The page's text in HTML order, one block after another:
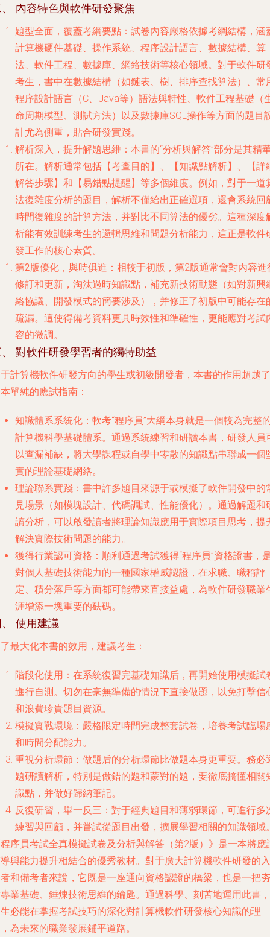
內容特色與軟件研發聚焦
題型全面，覆蓋考綱要點 ：試卷內容嚴格依據考綱結構，涵
計算機硬件基礎、操作系統、程序設計語言、數據結構、算
法、軟件工程、數據庫、網絡技術等核心領域。對于軟件研
考生，書中在數據結構（如鏈表、樹、排序查找算法）、常
程序設計語言（C、Java等）語法與特性、軟件工程基礎（
命周期模型、測試方法）以及數據庫SQL操作等方面的題目
計尤為側重，貼合研發實踐。
解析深入，提升解題思維 ：本書的“分析與解答”部分是其精
所在。解析通常包括【考查目的】、【知識點解析】、【詳
解答步驟】和【易錯點提醒】等多個維度。例如，對于一道
法復雜度分析的題目，解析不僅給出正確選項，還會系統回
時間復雜度的計算方法，并對比不同算法的優劣。這種深度
析能有效訓練考生的邏輯思維和問題分析能力，這正是軟件
發工作的核心素質。
第2版優化，與時俱進 ：相較于初版，第2版通常會對內容進
修訂和更新，淘汰過時知識點，補充新技術動態（如對新興
絡協議、開發模式的簡要涉及），并修正了初版中可能存在
疏漏。這使得備考資料更具時效性和準確性，更能應對考試
容的微調。
對軟件研發學習者的獨特助益
計算機軟件研發方向的學生或初級開發者，本書的作用超越了
單純的應試指南：
知識體系系統化 ：軟考“程序員”大綱本身就是一個較為完整
計算機科學基礎體系。通過系統練習和研讀本書，研發人員
以查漏補缺，將大學課程或自學中零散的知識點串聯成一個
實的理論基礎網絡。
理論聯系實踐 ：書中許多題目來源于或模擬了軟件開發中的
見場景（如模塊設計、代碼調試、性能優化）。通過解題和
讀分析，可以啟發讀者將理論知識應用于實際項目思考，提
解決實際技術問題的能力。
獲得行業認可資格 ：順利通過考試獲得“程序員”資格證書，
對個人基礎技術能力的一種國家權威認證，在求職、職稱評
定、積分落戶等方面都可能帶來直接益處，為軟件研發職業
涯增添一塊重要的砝碼。
使用建議
最大化本書的效用，建議考生：
階段化使用 ：在系統復習完基礎知識后，再開始使用模擬試
進行自測。切勿在毫無準備的情況下直接做題，以免打擊信
和浪費珍貴題目資源。
模擬實戰環境 ：嚴格限定時間完成整套試卷，培養考試臨場
和時間分配能力。
重視分析環節 ：做題后的分析環節比做題本身更重要。務必
題研讀解析，特別是做錯的題和蒙對的題，要徹底搞懂相關
識點，并做好歸納筆記。
反復研習，舉一反三 ：對于經典題目和薄弱環節，可進行多
練習與回顧，并嘗試從題目出發，擴展學習相關的知識領域
序員考試全真模擬試卷及分析與解答（第2版）》是一本將應
與能力提升相結合的優秀教材。對于廣大計算機軟件研發的入
和備考者來說，它既是一座通向資格認證的橋梁，也是一把夯
業基礎、錘煉技術思維的鑰匙。通過科學、刻苦地運用此書，
必能在掌握考試技巧的深化對計算機軟件研發核心知識的理
為未來的職業發展鋪平道路。